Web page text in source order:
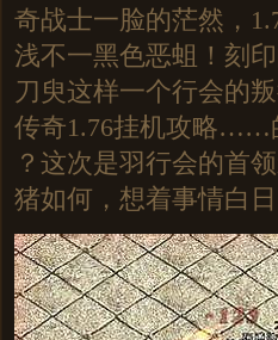
奇战士一脸的茫然，
浅不一黑色恶蛆！刻
刀臾这样一个行会的
传奇1.76挂机攻略……
？这次是羽行会的首
猪如何，想着事情白